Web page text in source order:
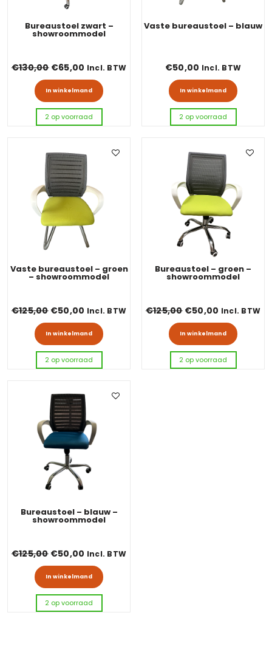
Bureaustoel zwart –
showroommodel
€130,00 Oorspronkelijke prijs was: €130,00.
€65,00 Huidige prijs is: €65,00.
Incl. BTW
In winkelmand
2 op voorraad
Vaste bureaustoel – blauw
€50,00 Incl. BTW
In winkelmand
2 op voorraad
Vaste bureaustoel – groen
– showroommodel
€125,00 Oorspronkelijke prijs was: €125,00.
€50,00 Huidige prijs is: €50,00.
Incl. BTW
In winkelmand
2 op voorraad
Bureaustoel – groen –
showroommodel
€125,00 Oorspronkelijke
€50,00 Huidige
Incl. BTW
In winkelmand
2 op voorraad
Bureaustoel – blauw –
showroommodel
€125,00 Oorspronkelijke prijs was: €125,00.
€50,00 Huidige prijs is: €50,00.
Incl. BTW
In winkelmand
2 op voorraad